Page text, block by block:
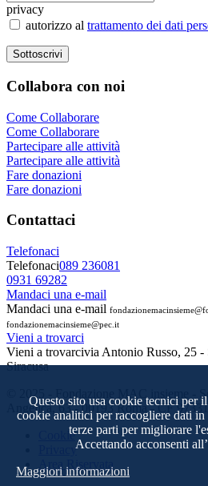
privacy
autorizzo al trattamento dei dati
Collabora con noi
Come Collaborare
Come Collaborare
Partecipare alle attività
Partecipare alle attività
Fare donazioni
Fare donazioni
Contattaci
Telefonaci
Telefonaci089 236081
0931 69282
Mandaci una e-mail
Mandaci una e-mail
fondazionemacinsieme@pec.it
Vieni a trovarci
Vieni a trovarcivia Antonio Russo, 25 -
Siracusa
© 2025 - Fondazione MAC insieme -
Angelica, 63 - 00193 Roma - CF
Cookie
Privacy
Area Riservata
Questo sito usa cookie tecnici per
cookie analitici per raccogliere dati
terze parti per migliorare
Accettando acconsenti
Maggiori informazioni